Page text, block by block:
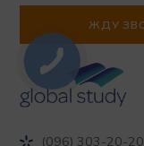
(096) 303-20-20